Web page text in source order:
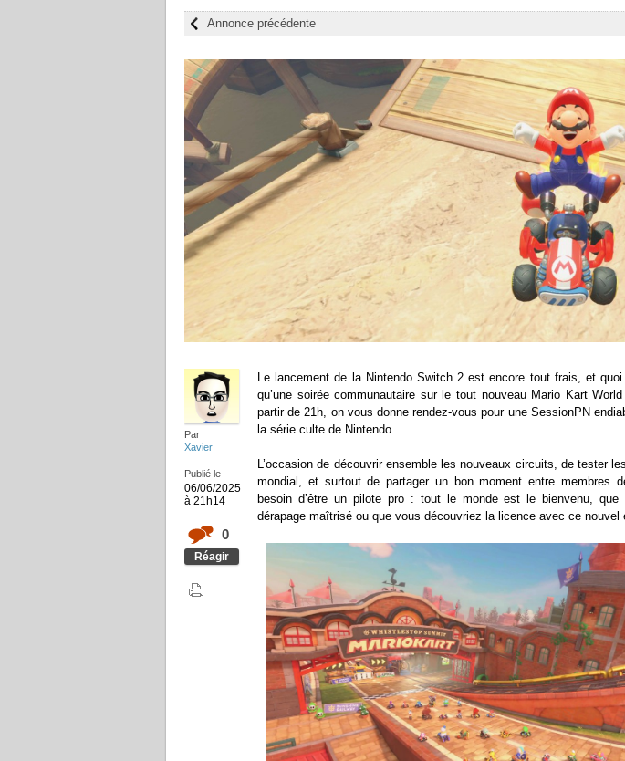
Annonce précédente
Par
Xavier
Publié le
06/06/2025
à 21h14
0
Réagir
Le lancement de la Nintendo Switch 2 est encore tout frais, et
qu’une soirée communautaire sur le tout nouveau Mario Kart
partir de 21h, on vous donne rendez-vous pour une SessionPN
la série culte de Nintendo.
L’occasion de découvrir ensemble les nouveaux circuits, de tester
mondial, et surtout de partager un bon moment entre membres
besoin d’être un pilote pro : tout le monde est le bienvenu,
dérapage maîtrisé ou que vous découvriez la licence avec ce nouvel